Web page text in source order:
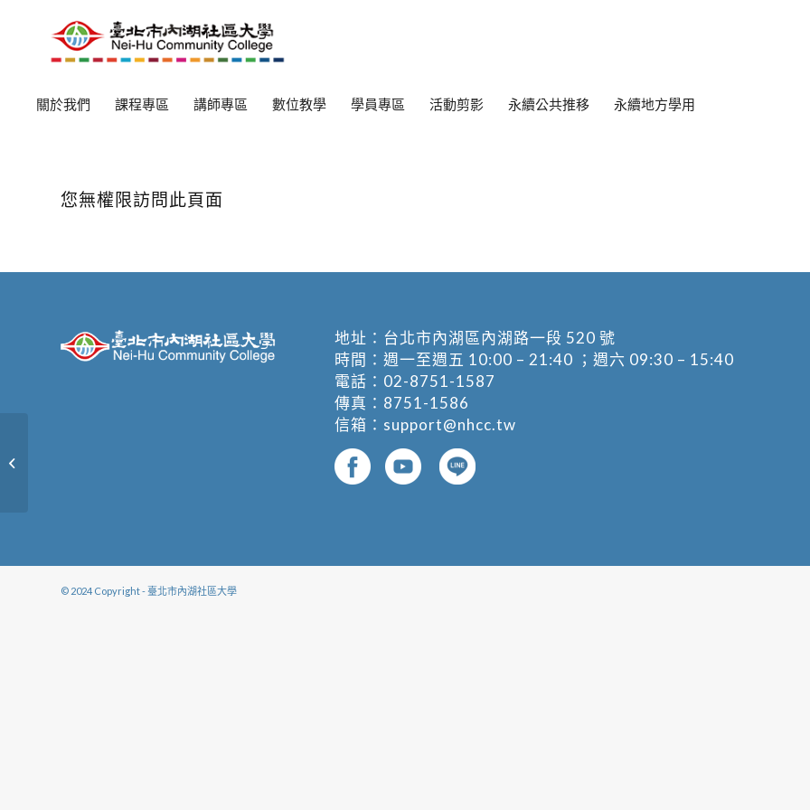
關於我們 課程專區 講師專區 數位教學 學員專區 活動剪影 永續公共推移 永續地方學用
您無權限訪問此頁面
地址： 台北市內湖區內湖路一段 520 號
時間：週一至週五 10:00 – 21:40 ；週六 09:30 – 15:40
電話： 02-8751-1587
傳真：8751-1586
信箱： support@nhcc.tw
© 2024 Copyright - 臺北市內湖社區大學